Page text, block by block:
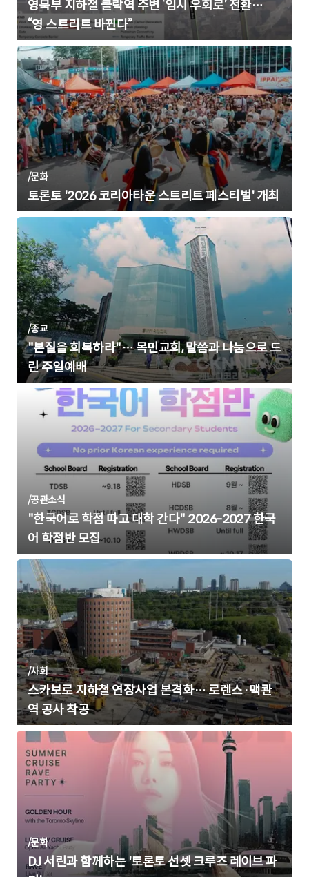
영북부 지하철 클락역 주변 ‘임시 우회로’ 전환…
“영 스트리트 바뀐다”
/문화
토론토 '2026 코리아타운 스트리트 페스티벌' 개최
/종교
"본질을 회복하라"… 목민교회, 말씀과 나눔으로 드
린 주일예배
/공관소식
"한국어로 학점 따고 대학 간다" 2026-2027 한국
어 학점반 모집
/사회
스카보로 지하철 연장사업 본격화… 로렌스·맥콴
역 공사 착공
/문화
DJ 서린과 함께하는 '토론토 선셋 크루즈 레이브 파